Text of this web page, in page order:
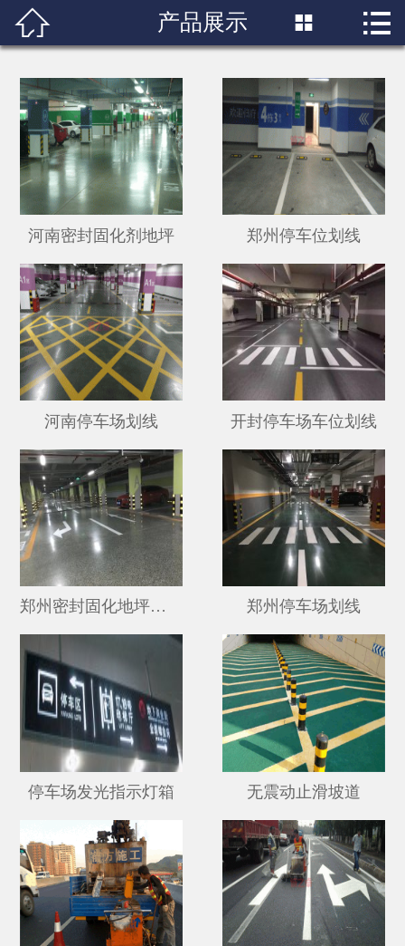
 首页
产品展示
新闻中心
成功案例
人才招聘
联系我们
 产品展示  
河南密封固化剂地坪 郑州停车位划线
河南停车场划线 开封停车场车位划线
郑州密封固化地坪施工 郑州停车场划线
停车场发光指示灯箱 无震动止滑坡道